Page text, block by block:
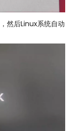
然后Linux系统自动